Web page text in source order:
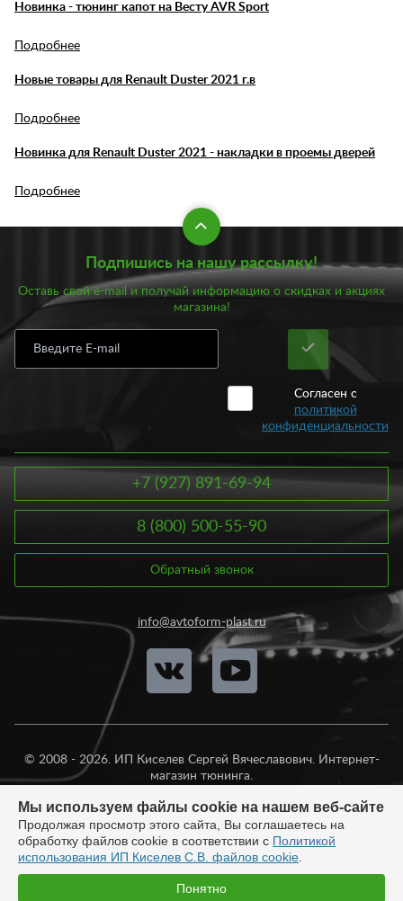
Новинка - тюнинг капот на Весту AVR Sport
Подробнее
Новые товары для Renault Duster 2021 г.в
Подробнее
Новинка для Renault Duster 2021 - накладки в проемы дверей
Подробнее
Подпишись на нашу рассылку!
Оставь свой e-mail и получай информацию о скидках и акциях
магазина!
Согласен с
политикой
конфиденциальности
+7 (927) 891-69-94
8 (800) 500-55-90
Обратный звонок
info@avtoform-plast.ru
© 2008 - 2026. ИП Киселев Сергей Вячеславович. Интернет-
магазин тюнинга.
Мы используем файлы cookie на нашем веб-сайте
Продолжая просмотр этого сайта, Вы соглашаетесь на
обработку файлов cookie в соответствии с Политикой
использования ИП Киселев С.В. файлов cookie
Понятно